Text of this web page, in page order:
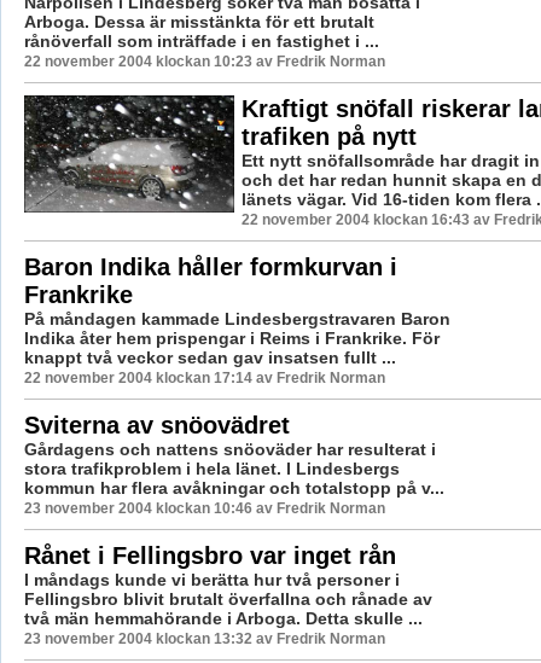
Arboga. Dessa är misstänkta för ett brutalt
rånöverfall som inträffade i en fastighet i ...
22 november 2004 klockan 10:23 av Fredrik Norman
Kraftigt snöfall riskerar
trafiken på nytt
Ett nytt snöfallsområde har dragit
och det har redan hunnit skapa en
länets vägar. Vid 16-tiden kom flera
22 november 2004 klockan 16:43 av
Baron Indika håller formkurvan i
Frankrike
På måndagen kammade Lindesbergstravaren Baron
Indika åter hem prispengar i Reims i Frankrike. För
knappt två veckor sedan gav insatsen fullt ...
22 november 2004 klockan 17:14 av Fredrik Norman
Sviterna av snöovädret
Gårdagens och nattens snöoväder har resulterat i
stora trafikproblem i hela länet. I Lindesbergs
kommun har flera avåkningar och totalstopp på v...
23 november 2004 klockan 10:46 av Fredrik Norman
Rånet i Fellingsbro var inget rån
I måndags kunde vi berätta hur två personer i
Fellingsbro blivit brutalt överfallna och rånade av
två män hemmahörande i Arboga. Detta skulle ...
23 november 2004 klockan 13:32 av Fredrik Norman